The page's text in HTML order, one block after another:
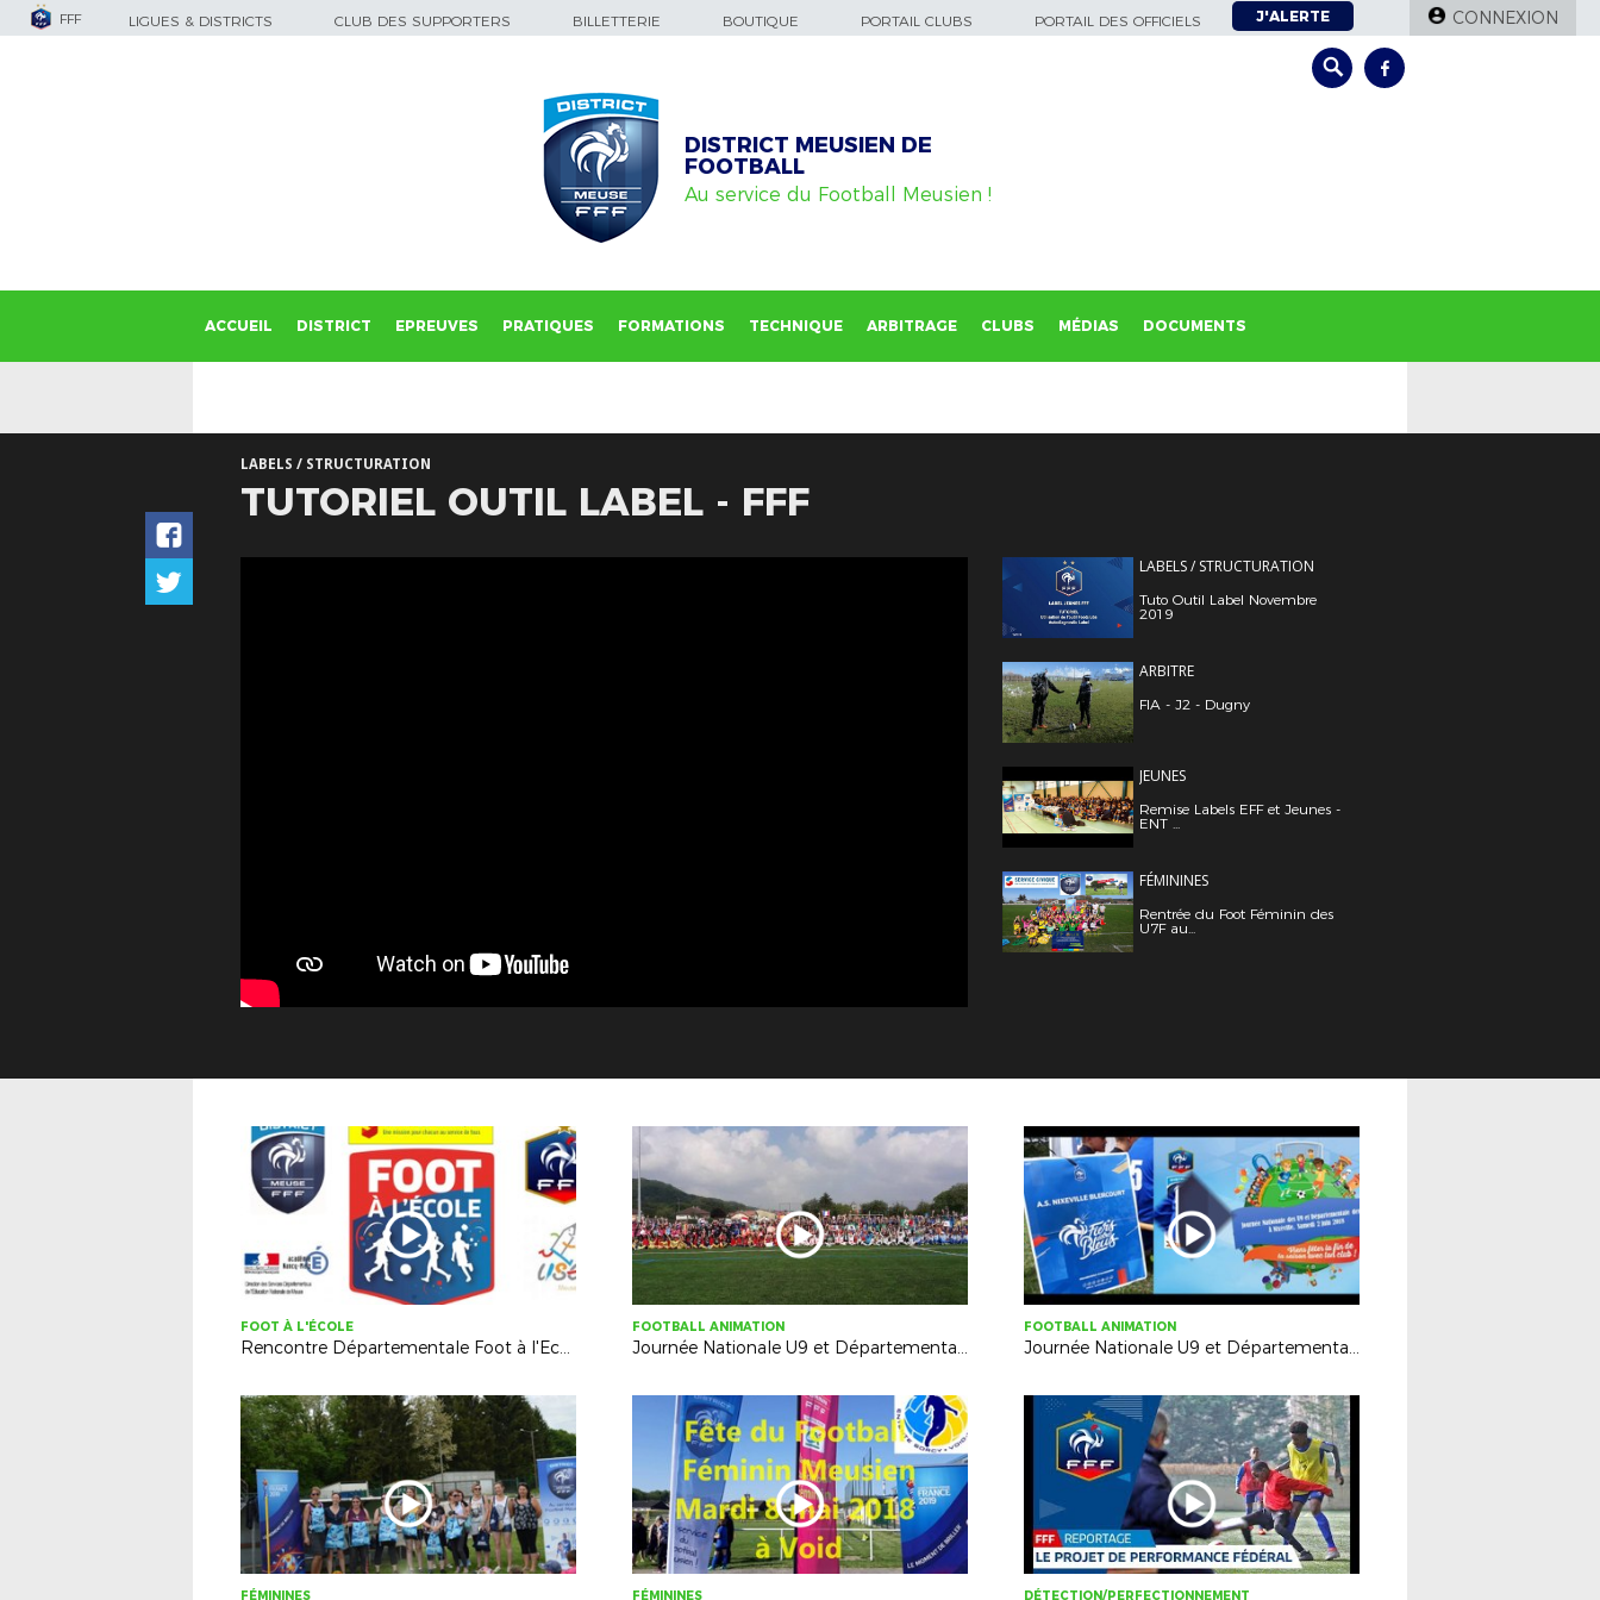
FFF LIGUES & DISTRICTS CLUB DES SUPPORTERS BILLETTERIE BOUTIQUE PORTAIL CLUBS PORTAIL DES OFFICIELS J'ALERTE CONNEXION
DISTRICT MEUSIEN DE
FOOTBALL
Au service du Football Meusien !
ACCUEIL DISTRICT EPREUVES PRATIQUES FORMATIONS TECHNIQUE ARBITRAGE CLUBS MÉDIAS DOCUMENTS
LABELS / STRUCTURATION
TUTORIEL OUTIL LABEL - FFF
LABELS / STRUCTURATION
Tuto Outil Label Novembre
2019
ARBITRE
FIA - J2 - Dugny
JEUNES
Remise Labels EFF et Jeunes -
ENT ...
FÉMININES
Rentrée du Foot Féminin des
U7F au...
FOOT À L'ÉCOLE
Rencontre Départementale Foot à l'Ecole à St Mihiel - mardi 19 juin 2018
FOOTBALL ANIMATION
Journée Nationale U9 et Départementale U11 à Longeville - 9 juin 2018
FOOTBALL ANIMATION
Journée Nationale U9 et Départementale U11 à Nixéville - 2 juin 2018
FÉMININES FÉMININES DÉTECTION/PERFECTIONNEMENT